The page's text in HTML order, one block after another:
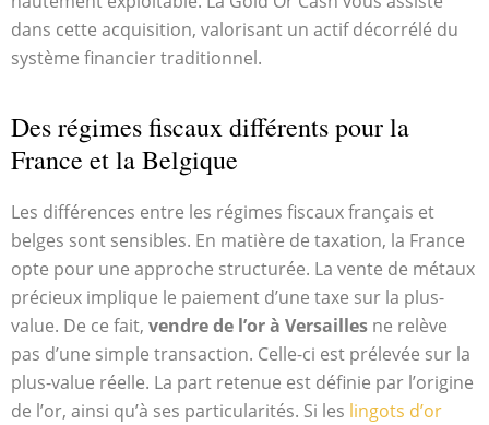
dans cette acquisition, valorisant un actif décorrélé du
système financier traditionnel.
Des régimes fiscaux différents pour la
France et la Belgique
Les différences entre les régimes fiscaux français et
belges sont sensibles. En matière de taxation, la France
opte pour une approche structurée. La vente de métaux
précieux implique le paiement d’une taxe sur la plus-
value. De ce fait, vendre de l’or à Versailles ne relève
pas d’une simple transaction. Celle-ci est prélevée sur la
plus-value réelle. La part retenue est définie par l’origine
de l’or, ainsi qu’à ses particularités. Si les lingots d’or